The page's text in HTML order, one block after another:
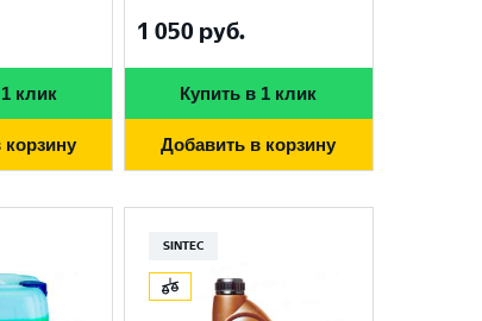
клик
1 050 руб.
Купить в 1 клик
Добавить в корзину
SINTEC